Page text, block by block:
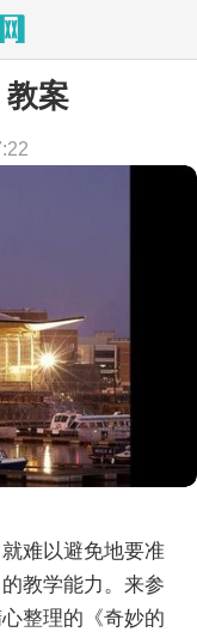
> 教案
教案
难以避免地要准
教学能力。来参
整理的《奇妙的